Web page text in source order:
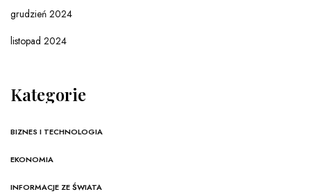
grudzień 2024
listopad 2024
Kategorie
BIZNES I TECHNOLOGIA
EKONOMIA
INFORMACJE ZE ŚWIATA